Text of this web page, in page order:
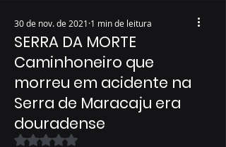
SERRA DA MORTE
Caminhoneiro que
morreu em acidente na
Serra de Maracaju era
douradense
30 de nov. de 2021 1 min de leitura
Avaliado com NaN de 5 estrelas.